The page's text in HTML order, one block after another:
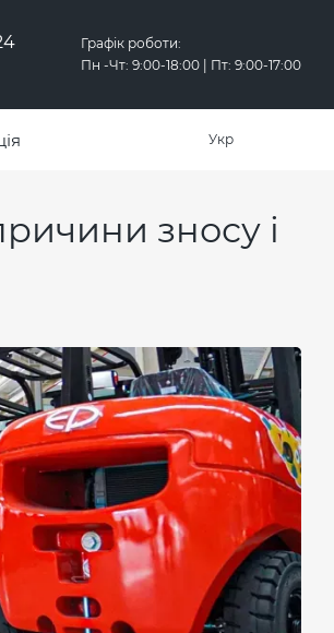
Графік роботи:
Пн -Чт: 9:00-18:00 | Пт: 9:00-17:00
Укр
зносу і